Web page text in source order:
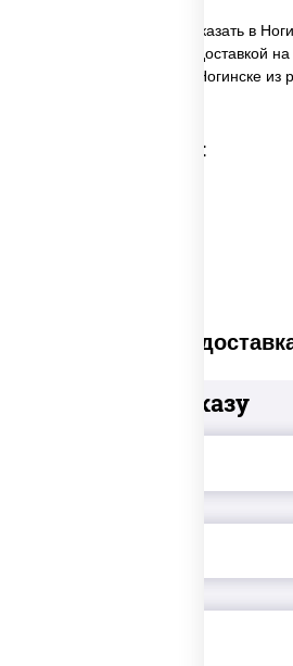
✅ Сомен со свининой заказать в
✅ Сомен со свининой с доставкой
✅ Сомен со свининой в Ногинске из
Категории товара:
Платная
Добавьте к заказу